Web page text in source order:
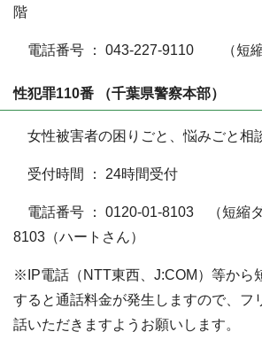
階
電話番号 ： 043-227-9110 （短縮
性犯罪110番 （千葉県警察本部）
女性被害者の困りごと、悩みごと相
受付時間 ： 24時間受付
電話番号 ： 0120-01-8103 （短縮
8103（ハートさん）
※IP電話（NTT東西、J:COM）等から
すると通話料金が発生しますので、フ
話いただきますようお願いします。